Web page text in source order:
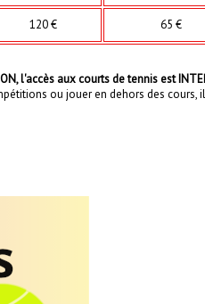
120 € 65 €
l'accès aux courts de tennis est
ou jouer en dehors des cours,